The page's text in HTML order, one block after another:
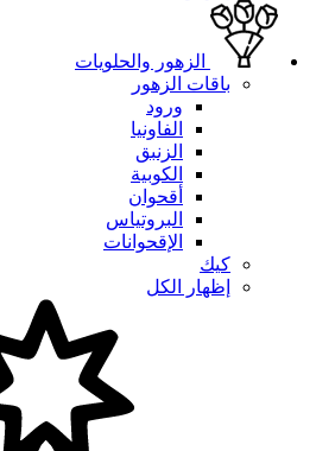
الزهور والحلويات
باقات الزهور
ورود
الفاونيا
الزنبق
الكوبية
أقحوان
البروتياس
الإقحوانات
كيك
إظهار الكل